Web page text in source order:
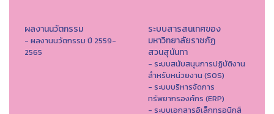
ผลงานนวัตกรรม
- ผลงานนวัตกรรม ปี 2559-
2565
ระบบสารสนเทศของ
มหาวิทยาลัยราชภัฏ
สวนสุนันทา
- ระบบสนับสนุนการปฏิบัติงาน
สำหรับหน่วยงาน (SOS)
- ระบบบริหารจัดการ
ทรัพยากรองค์กร (ERP)
- ระบบเอกสารอิเล็กทรอนิกส์